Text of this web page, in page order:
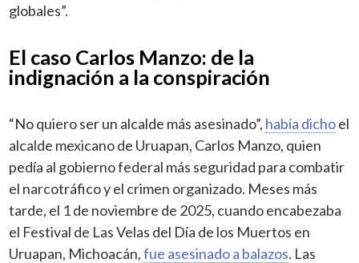
globales”.
El caso Carlos Manzo: de la
indignación a la conspiración
“No quiero ser un alcalde más asesinado”, había dichoel
alcalde mexicano de Uruapan, Carlos Manzo, quien
pedía al gobierno federal más seguridad para combatir
el narcotráfico y el crimen organizado. Meses más
tarde, el 1 de noviembre de 2025, cuando encabezaba
el Festival de Las Velas del Día de los Muertos en
Uruapan, Michoacán,fue asesinado a balazos. Las